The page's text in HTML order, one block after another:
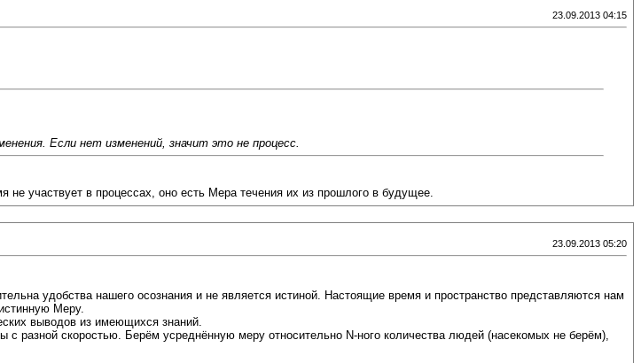
23.09.2013 04:15
Если нет изменений, значит это не процесс.
участвует в процессах, оно есть Мера течения их из прошлого в будущее.
23.09.2013 05:20
удобства нашего осознания и не является истиной. Настоящие время и пространство представляются нам
Меру.
выводов из имеющихся знаний.
разной скоростью. Берём усреднённую меру относительно N-ного количества людей (насекомых не берём),